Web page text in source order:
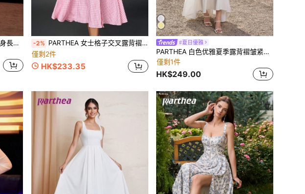
PARTHEA 露背高衩亮片網紗貼身長洋裝
-2% PARTHEA 女士格子交叉露背褶皱吊带连衣裙，优雅夏季款
僅剩2件
HK$233.35
#夏日優雅
PARTHEA 白色优雅夏季露背褶皱紧身吊带长裙
僅剩1件
HK$249.00